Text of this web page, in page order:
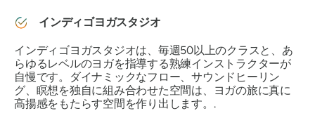
インディゴヨガスタジオ
インディゴヨガスタジオは、毎週50以上のクラスと、あ
らゆるレベルのヨガを指導する熟練インストラクターが
自慢です。ダイナミックなフロー、サウンドヒーリン
グ、瞑想を独自に組み合わせた空間は、ヨガの旅に真に
高揚感をもたらす空間を作り出します。.